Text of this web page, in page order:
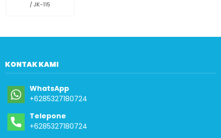
/ JK-115
KONTAK KAMI
WhatsApp
+6285327180724
Telepone
+6285327180724